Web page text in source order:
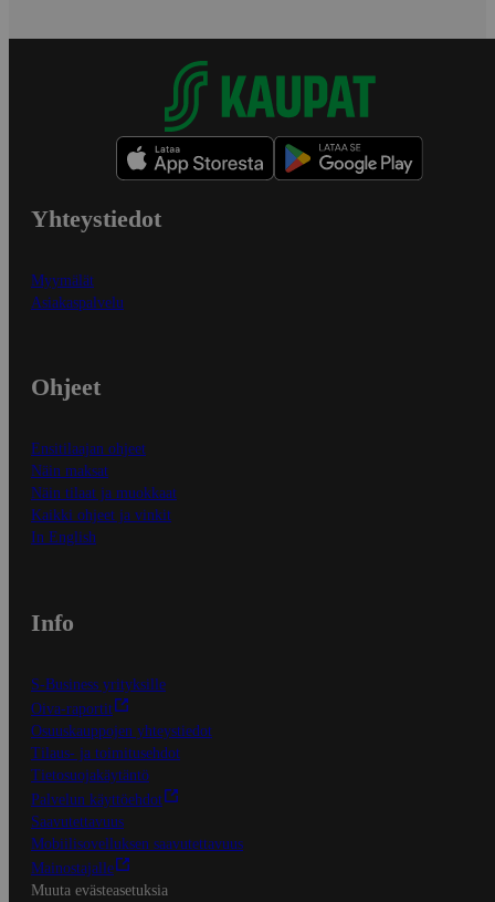
Yhteystiedot
Myymälät
Asiakaspalvelu
Ohjeet
Ensitilaajan ohjeet
Näin maksat
Näin tilaat ja muokkaat
Kaikki ohjeet ja vinkit
In English
Info
S-Business yrityksille
Oiva-raportit
Osuuskauppojen yhteystiedot
Tilaus- ja toimitusehdot
Tietosuojakäytäntö
Palvelun käyttöehdot
Saavutettavuus
Mobiilisovelluksen saavutettavuus
Mainostajalle
Muuta evästeasetuksia